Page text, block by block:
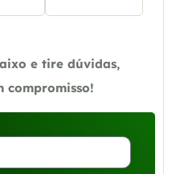
e tire dúvidas,
compromisso!